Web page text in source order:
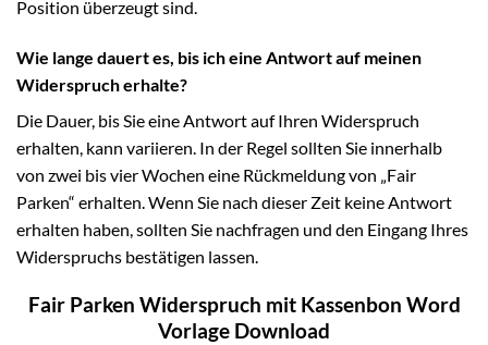
Position überzeugt sind.
Wie lange dauert es, bis ich eine Antwort auf meinen
Widerspruch erhalte?
Die Dauer, bis Sie eine Antwort auf Ihren Widerspruch
erhalten, kann variieren. In der Regel sollten Sie innerhalb
von zwei bis vier Wochen eine Rückmeldung von „Fair
Parken“ erhalten. Wenn Sie nach dieser Zeit keine Antwort
erhalten haben, sollten Sie nachfragen und den Eingang Ihres
Widerspruchs bestätigen lassen.
Fair Parken Widerspruch mit Kassenbon Word
Vorlage Download